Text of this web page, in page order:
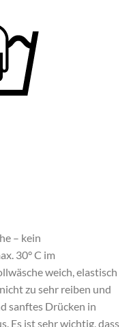
– kein
30° C im
weich, elastisch
zu sehr reiben und
sanftes Drücken in
Es ist sehr wichtig, dass